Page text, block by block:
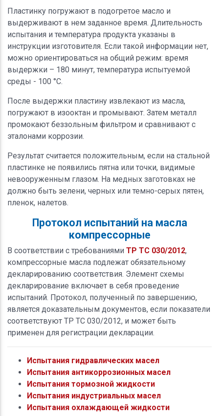
Пластинку погружают в подогретое масло и
выдерживают в нем заданное время. Длительность
испытания и температура продукта указаны в
инструкции изготовителя. Если такой информации нет,
можно ориентироваться на общий режим: время
выдержки – 180 минут, температура испытуемой
среды - 100 °С.
После выдержки пластину извлекают из масла,
погружают в изооктан и промывают. Затем металл
промокают беззольным фильтром и сравнивают с
эталонами коррозии.
Результат считается положительным, если на стальной
пластинке не появились пятна или точки, видимые
невооруженным глазом. На медных заготовках не
должно быть зелени, черных или темно-серых пятен,
пленок, налетов.
Протокол испытаний на масла
компрессорные
В соответствии с требованиями ТР ТС 030/2012,
компрессорные масла подлежат обязательному
декларированию соответствия. Элемент схемы
декларирование включает в себя проведение
испытаний. Протокол, полученный по завершению,
является доказательным документов, если показатели
соответствуют ТР ТС 030/2012, и может быть
применен для регистрации декларации.
Испытания гидравлических масел
Испытания антикоррозионных масел
Испытания тормозной жидкости
Испытания индустриальных масел
Испытания охлаждающей жидкости